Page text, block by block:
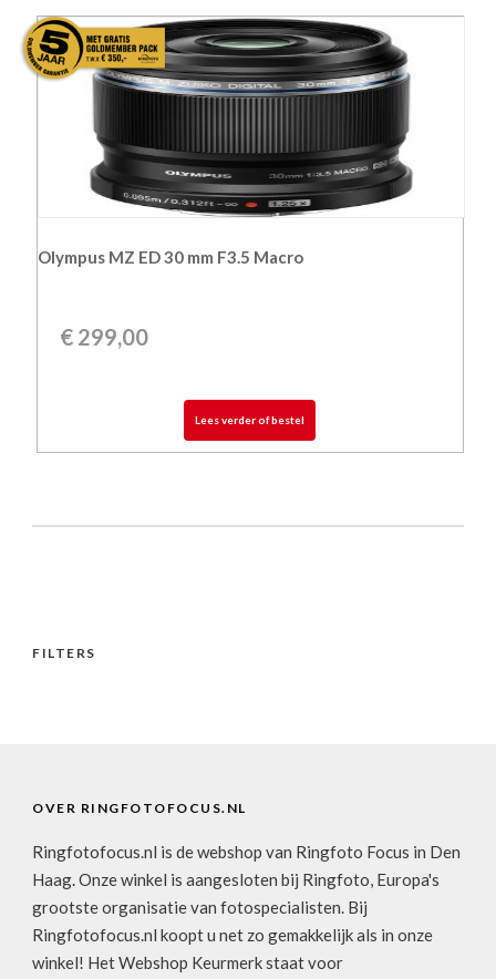
Olympus MZ ED 30 mm F3.5 Macro
€299,00
Lees verder of bestel
FILTERS
OVER RINGFOTOFOCUS.NL
Ringfotofocus.nl is de webshop van Ringfoto Focus in Den
Haag. Onze winkel is aangesloten bij Ringfoto, Europa's
grootste organisatie van fotospecialisten. Bij
Ringfotofocus.nl koopt u net zo gemakkelijk als in onze
winkel! Het Webshop Keurmerk staat voor